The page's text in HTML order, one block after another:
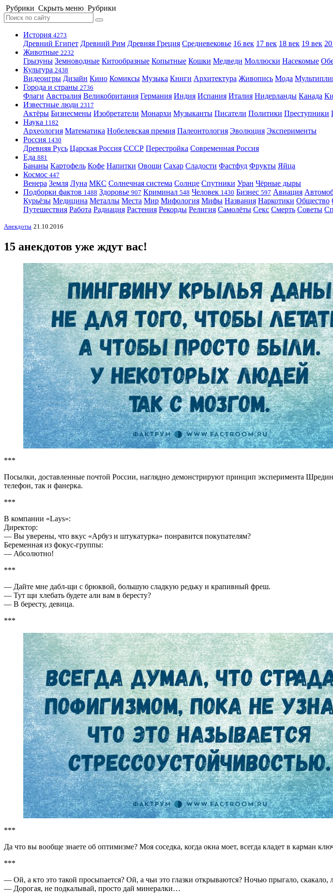
Рубрики Скрыть меню Рубрики
История 4273
Древний Египет Древний Рим Древняя Греция Средневековье 16 век 17 век 18 век 19 век
Животные 2232
Грызуны Земноводные Китообразные Копытные Кошки Медведи Моллюски Насекомые
Культура 2438
Видеоигры Дизайн Кино Комиксы Музыка Книги Архитектура Живопись Мода
Города и страны 2736
Флаги Австралия Великобритания Германия Индия Испания Италия Нидерланды Канада
Известные люди 2317
Актёры Бизнесмены Изобретатели Монархи Музыканты Писатели Политики Преступники
Наука 1182
Археология Математика Нобелевская премия Палеонтология Эволюция Эксперименты
Россия 1430
Древняя Русь Царская Россия СССР Перестройка Современная Россия
Еда 881
Бананы Картофель Кофе Напитки Овощи Сахар Сладости Фастфуд Фрукты Яйца
Космос 447
Венера Земля Луна МКС Солнечная система Солнце Спутники Уран Чёрные дыры
Подборки фактов 1488 Здоровье 907 Криминал 548 Человек 1430 Бизнес 597 Авиация
Курьёзы Медицина Металлы Места Мир Мифология Мифы Названия Наркотики Общество
Путешествия Работа Радиация Растения Рекорды Религия Самолёты Секс Смерть Советы
Анекдоты 21.10.2016
15 анекдотов уже ждут вас!
***
Посылки, доставленные почтой России, наглядно демонстрируют принцип эксперимента
телефон, так и фанерка.
***
В компании «Lays»:
Директор:
— Вы уверены, что вкус «Арбуз и штукатурка» понравится покупателям?
Беременная из фокус-группы:
— Абсолютно!
***
— Дайте мне дабл-щи с брюквой, большую сладкую редьку и крапивный фреш.
— Тут щи хлебать будете али вам в бересту?
— В бересту, девица.
***
***
Да что вы вообще знаете об оптимизме? Моя соседка, когда окна моет, всегда кладет в карман
***
— Ой, а кто это такой просыпается? Ой, а чьи это глазки открываются? Ночью прыгало, скакало,
— Дорогая, не подкалывай, просто дай минералки…